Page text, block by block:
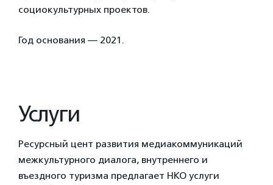
социокультурных проектов.
Год основания — 2021.
Услуги
Ресурсный цент развития медиакоммуникаций
межкультурного диалога, внутреннего и
въездного туризма предлагает НКО услуги